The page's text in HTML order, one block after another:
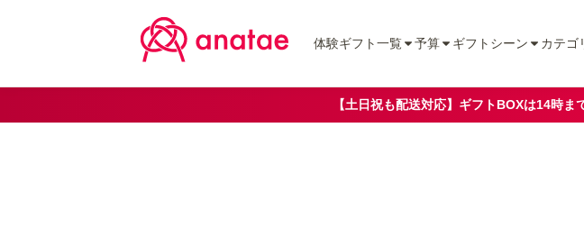
体験ギフト一覧 予算 ギフトシーン カテゴ
【土日祝も配送対応】ギフトBOXは14時